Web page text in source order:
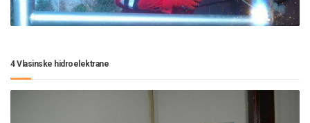
4 Vlasinske hidroelektrane